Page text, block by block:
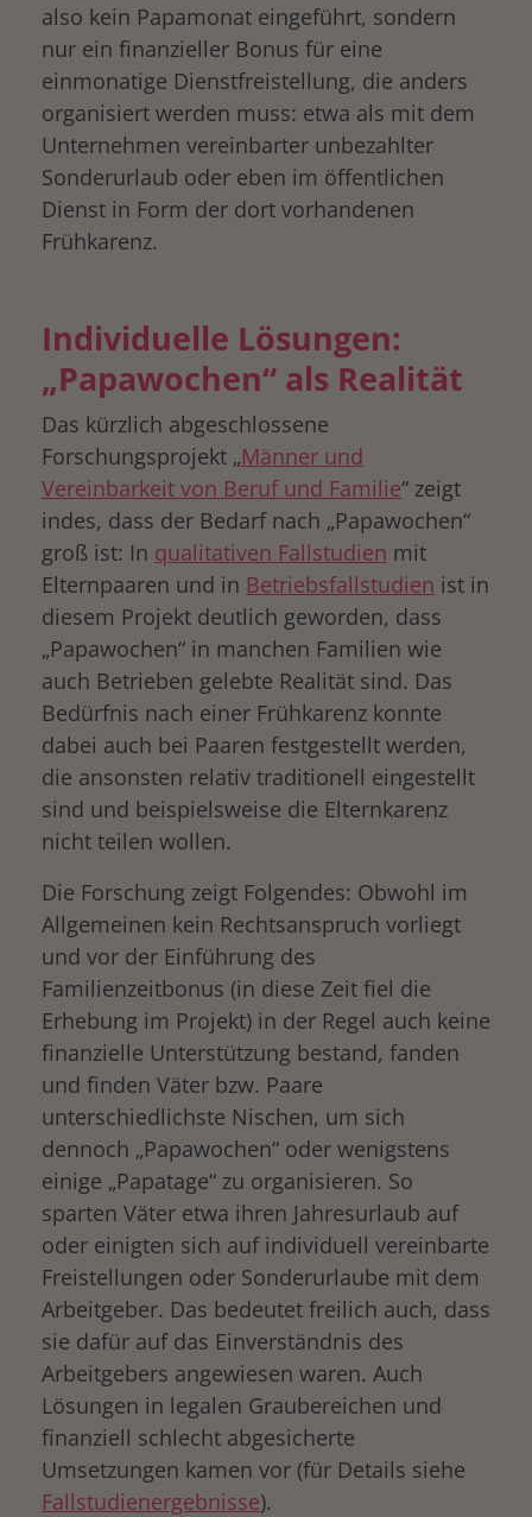
also kein Papamonat eingeführt, sondern
nur ein finanzieller Bonus für eine
einmonatige Dienstfreistellung, die anders
organisiert werden muss: etwa als mit dem
Unternehmen vereinbarter unbezahlter
Sonderurlaub oder eben im öffentlichen
Dienst in Form der dort vorhandenen
Frühkarenz.
Individuelle Lösungen:
„Papawochen“ als Realität
Das kürzlich abgeschlossene
Forschungsprojekt „Männer und
Vereinbarkeit von Beruf und Familie“ zeigt
indes, dass der Bedarf nach „Papawochen“
groß ist: In qualitativen Fallstudien mit
Elternpaaren und in Betriebsfallstudien ist in
diesem Projekt deutlich geworden, dass
„Papawochen“ in manchen Familien wie
auch Betrieben gelebte Realität sind. Das
Bedürfnis nach einer Frühkarenz konnte
dabei auch bei Paaren festgestellt werden,
die ansonsten relativ traditionell eingestellt
sind und beispielsweise die Elternkarenz
nicht teilen wollen.
Die Forschung zeigt Folgendes: Obwohl im
Allgemeinen kein Rechtsanspruch vorliegt
und vor der Einführung des
Familienzeitbonus (in diese Zeit fiel die
Erhebung im Projekt) in der Regel auch keine
finanzielle Unterstützung bestand, fanden
und finden Väter bzw. Paare
unterschiedlichste Nischen, um sich
dennoch „Papawochen“ oder wenigstens
einige „Papatage“ zu organisieren. So
sparten Väter etwa ihren Jahresurlaub auf
oder einigten sich auf individuell vereinbarte
Freistellungen oder Sonderurlaube mit dem
Arbeitgeber. Das bedeutet freilich auch, dass
sie dafür auf das Einverständnis des
Arbeitgebers angewiesen waren. Auch
Lösungen in legalen Graubereichen und
finanziell schlecht abgesicherte
Umsetzungen kamen vor (für Details siehe
Fallstudienergebnisse).